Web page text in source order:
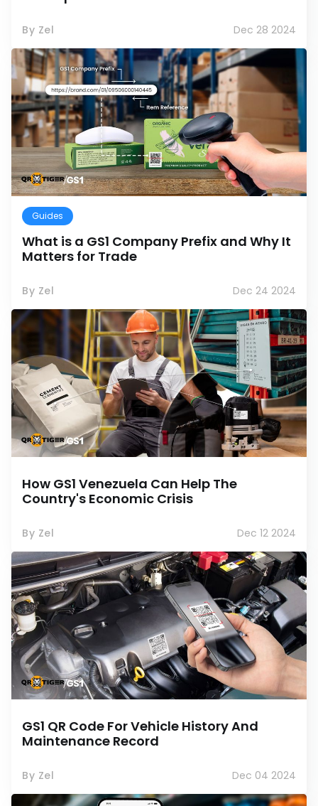
By Zel Dec 28 2024
Guides
What is a GS1 Company Prefix and Why It
Matters for Trade
By Zel Dec 24 2024
How GS1 Venezuela Can Help The
Country's Economic Crisis
By Zel Dec 12 2024
GS1 QR Code For Vehicle History And
Maintenance Record
By Zel Dec 04 2024